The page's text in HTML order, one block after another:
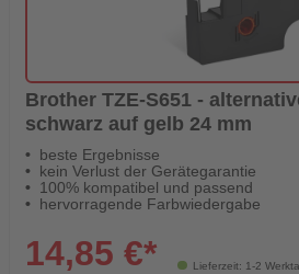
Brother TZE-S651 -
schwarz auf gelb 24 mm
beste Ergebnisse
kein Verlust der Gerätegarantie
100% kompatibel und passend
hervorragende Farbwiedergabe
Lieferzeit: 1-2
14,85 €*